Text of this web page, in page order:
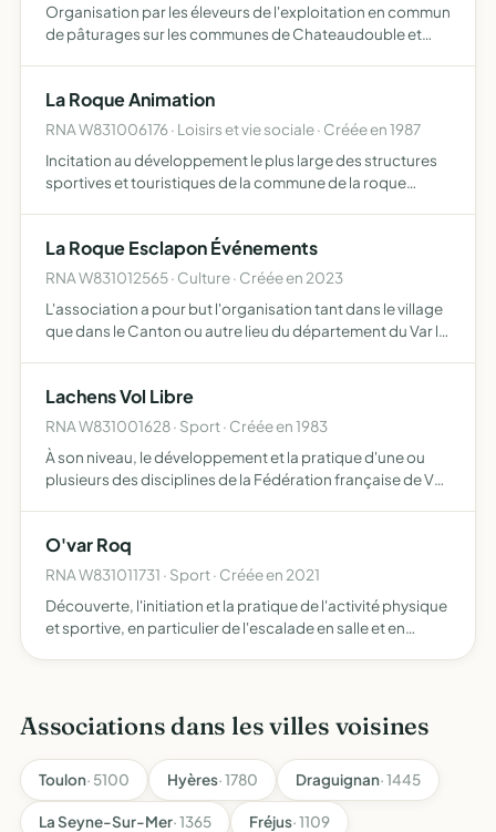
Organisation par les éleveurs de l'exploitation en commun
de pâturages sur les communes de Chateaudouble et
perfectionnement …
La Roque Animation
RNA W831006176 · Loisirs et vie sociale · Créée en 1987
Incitation au développement le plus large des structures
sportives et touristiques de la commune de la roque
La Roque Esclapon Événements
RNA W831012565 · Culture · Créée en 2023
L'association a pour but l'organisation tant dans le village
que dans le Canton ou autre lieu du département du Var la
Lachens Vol Libre
RNA W831001628 · Sport · Créée en 1983
À son niveau, le développement et la pratique d'une ou
plusieurs des disciplines de la Fédération française de Vol
O'var Roq
RNA W831011731 · Sport · Créée en 2021
Découverte, l'initiation et la pratique de l'activité physique
et sportive, en particulier de l'escalade en salle et en
Associations dans les villes voisines
Toulon· 5100 Hyères· 1780 Draguignan· 1445
La Seyne-Sur-Mer· 1365 Fréjus· 1109